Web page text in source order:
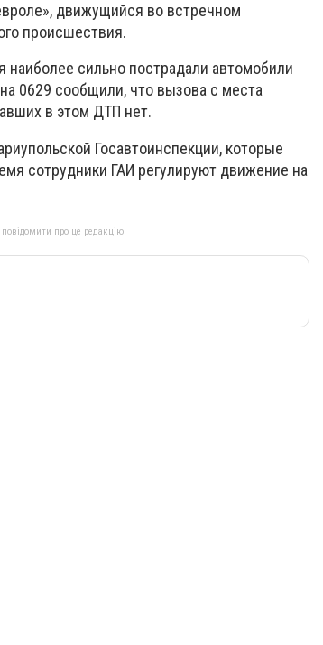
движущийся во встречном
происшествия.
наиболее сильно пострадали автомобили
0629 сообщили, что вызова с места
в этом ДТП нет.
Госавтоинспекции, которые
сотрудники ГАИ регулируют движение на
про це редакцію